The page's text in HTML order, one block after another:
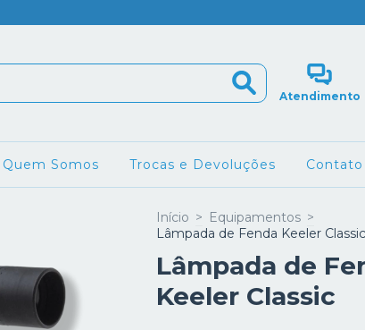
Atendimento
Quem Somos Trocas e Devoluções Contato
Início > Equipamentos >
Lâmpada de Fenda Keeler Classic
Lâmpada de
Keeler Classic